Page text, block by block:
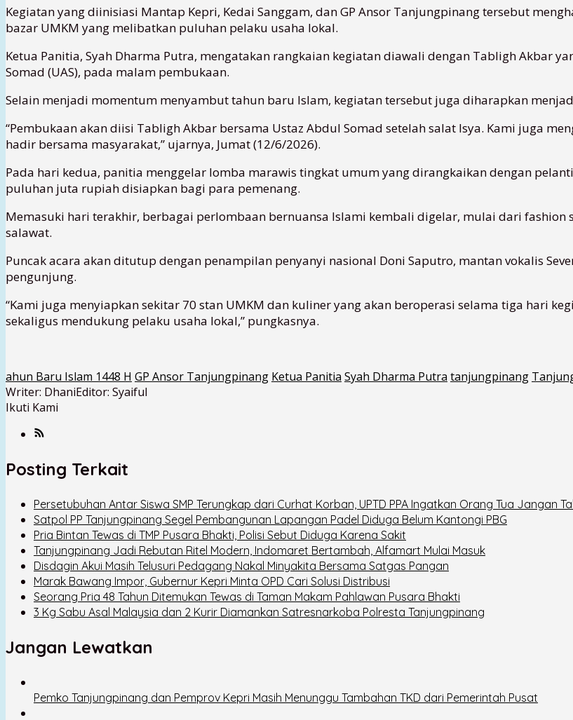
Kegiatan yang diinisiasi Mantap Kepri, Kedai Sanggam, dan GP Ansor Tanjungpinang tersebut
bazar UMKM yang melibatkan puluhan pelaku usaha lokal.
Ketua Panitia, Syah Dharma Putra, mengatakan rangkaian kegiatan diawali dengan Tabligh Akbar
Somad (UAS), pada malam pembukaan.
Selain menjadi momentum menyambut tahun baru Islam, kegiatan tersebut juga diharapkan
“Pembukaan akan diisi Tabligh Akbar bersama Ustaz Abdul Somad setelah salat Isya. Kami juga
hadir bersama masyarakat,” ujarnya, Jumat (12/6/2026).
Pada hari kedua, panitia menggelar lomba marawis tingkat umum yang dirangkaikan dengan
puluhan juta rupiah disiapkan bagi para pemenang.
Memasuki hari terakhir, berbagai perlombaan bernuansa Islami kembali digelar, mulai dari
salawat.
Puncak acara akan ditutup dengan penampilan penyanyi nasional Doni Saputro, mantan vokalis
pengunjung.
“Kami juga menyiapkan sekitar 70 stan UMKM dan kuliner yang akan beroperasi selama tiga hari
sekaligus mendukung pelaku usaha lokal,” pungkasnya.
ahun Baru Islam 1448 H GP Ansor Tanjungpinang Ketua Panitia Syah Dharma Putra tanjungpinang
Writer: DhaniEditor: Syaiful
Ikuti Kami
Posting Terkait
Persetubuhan Antar Siswa SMP Terungkap dari Curhat Korban, UPTD PPA Ingatkan Orang Tua Jangan
Satpol PP Tanjungpinang Segel Pembangunan Lapangan Padel Diduga Belum Kantongi PBG
Pria Bintan Tewas di TMP Pusara Bhakti, Polisi Sebut Diduga Karena Sakit
Tanjungpinang Jadi Rebutan Ritel Modern, Indomaret Bertambah, Alfamart Mulai Masuk
Disdagin Akui Masih Telusuri Pedagang Nakal Minyakita Bersama Satgas Pangan
Marak Bawang Impor, Gubernur Kepri Minta OPD Cari Solusi Distribusi
Seorang Pria 48 Tahun Ditemukan Tewas di Taman Makam Pahlawan Pusara Bhakti
3 Kg Sabu Asal Malaysia dan 2 Kurir Diamankan Satresnarkoba Polresta Tanjungpinang
Jangan Lewatkan
Pemko Tanjungpinang dan Pemprov Kepri Masih Menunggu Tambahan TKD dari Pemerintah Pusat